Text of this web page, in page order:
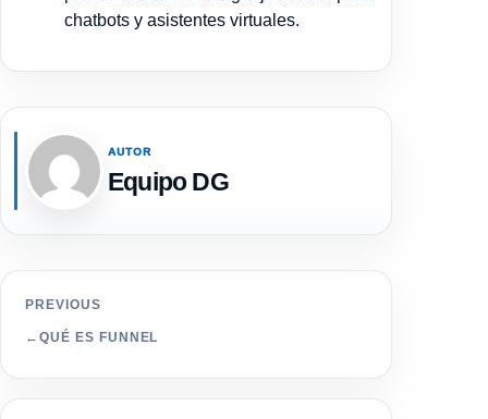
chatbots y asistentes virtuales.
AUTOR
Equipo DG
PREVIOUS
← QUÉ ES FUNNEL